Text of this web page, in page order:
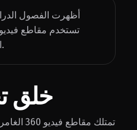
أظهرت الفصول
الطلاب واحتفاظهم بالمعلومات.
خلق
تمتلك